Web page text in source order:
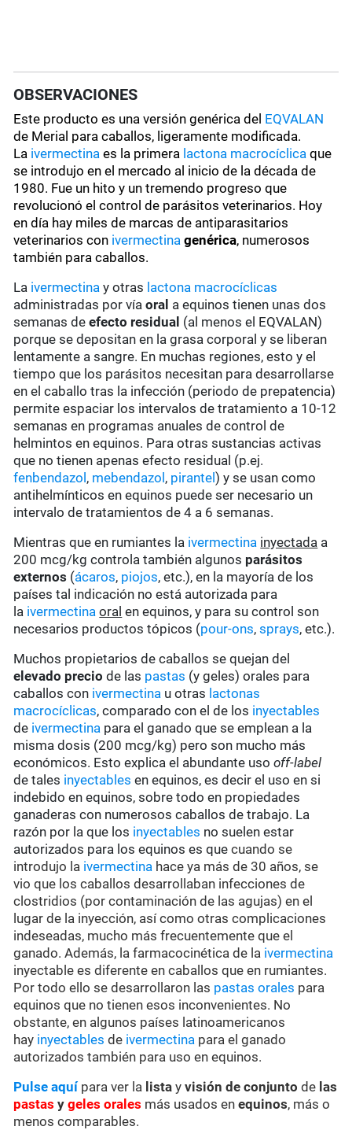
OBSERVACIONES
Este producto es una versión genérica del EQVALAN
de Merial para caballos, ligeramente modificada.
La ivermectina es la primera lactona macrocíclica que
se introdujo en el mercado al inicio de la década de
1980. Fue un hito y un tremendo progreso que
revolucionó el control de parásitos veterinarios. Hoy
en día hay miles de marcas de antiparasitarios
veterinarios con ivermectina genérica, numerosos
también para caballos.
La ivermectina y otras lactona macrocíclicas
administradas por víaoral a equinos tienen unas dos
semanas deefecto residual (al menos el EQVALAN)
porque se depositan en la grasa corporal y se liberan
lentamente a sangre. En muchas regiones, esto y el
tiempo que los parásitos necesitan para desarrollarse
en el caballo tras la infección (periodo de prepatencia)
permite espaciar los intervalos de tratamiento a 10-12
semanas en programas anuales de control de
helmintos en equinos. Para otras sustancias activas
que no tienen apenas efecto residual (p.ej.
fenbendazol , mebendazol , pirantel) y se usan como
antihelmínticos en equinos puede ser necesario un
intervalo de tratamientos de 4 a 6 semanas.
Mientras que en rumiantes la ivermectina inyectada a
200 mcg/kg controla también algunos parásitos
externos (ácaros, piojos, etc.), en la mayoría de los
países tal indicación no está autorizada para
la ivermectina oral en equinos, y para su control son
necesarios productos tópicos (pour-ons,sprays, etc.).
Muchos propietarios de caballos se quejan del
elevado precio de las pastas (y geles) orales para
caballos con ivermectina u otras lactonas
macrocíclicas, comparado con el de los inyectables
de ivermectina para el ganado que se emplean a la
misma dosis (200 mcg/kg) pero son mucho más
económicos. Esto explica el abundante usooff-label
de tales inyectables en equinos, es decir el uso en si
indebido en equinos, sobre todo en propiedades
ganaderas con numerosos caballos de trabajo. La
razón por la que los inyectables no suelen estar
autorizados para los equinos es quecuando se
introdujo la ivermectina hace ya más de 30 años, se
vio que los caballos desarrollaban infecciones de
clostridios (por contaminación de las agujas) en el
lugar de la inyección, así como otras complicaciones
indeseadas, mucho más frecuentemente que el
ganado. Además, la farmacocinética de la ivermectina
inyectable es diferente en caballos que en rumiantes.
Por todo ello se desarrollaron las pastas orales para
equinos que no tienen esos inconvenientes. No
obstante, en algunos países latinoamericanos
hay inyectables de ivermectina para el ganado
autorizados también para uso en equinos.
Pulse aquípara ver la lista yvisión de conjunto de las
pastas ygeles orales más usados en equinos, más o
menos comparables.